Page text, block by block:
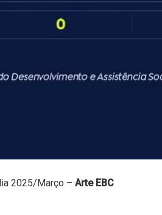
2025/Março – Arte EBC